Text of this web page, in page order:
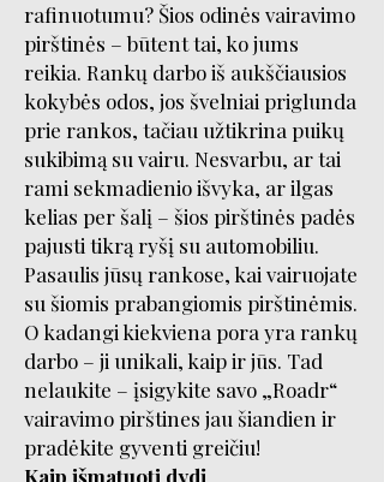
rafinuotumu? Šios odinės vairavimo
pirštinės – būtent tai, ko jums
reikia. Rankų darbo iš aukščiausios
kokybės odos, jos švelniai priglunda
prie rankos, tačiau užtikrina puikų
sukibimą su vairu. Nesvarbu, ar tai
rami sekmadienio išvyka, ar ilgas
kelias per šalį – šios pirštinės padės
pajusti tikrą ryšį su automobiliu.
Pasaulis jūsų rankose, kai vairuojate
su šiomis prabangiomis pirštinėmis.
O kadangi kiekviena pora yra rankų
darbo – ji unikali, kaip ir jūs. Tad
nelaukite – įsigykite savo „Roadr“
vairavimo pirštines jau šiandien ir
pradėkite gyventi greičiu!
Kaip išmatuoti dydį